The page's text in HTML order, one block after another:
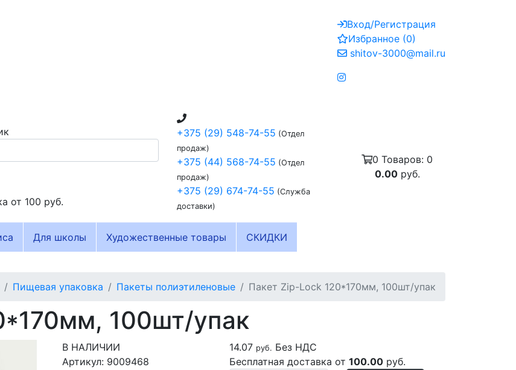
Вход/Регистрация
Избранное (0)
shitov-3000@mail.ru
+375 (29) 548-74-55 (Отдел
продаж)
+375 (44) 568-74-55 (Отдел
продаж)
+375 (29) 674-74-55 (Служба
доставки)
от 100 руб.
0 Товаров: 0
0.00руб.
Для школы Художественные товары СКИДКИ
Пищевая упаковка Пакеты полиэтиленовые Пакет Zip-Lock 120*170мм, 100шт/упак
100шт/упак
14.07 руб. Без НДС
Бесплатная доставка от100.00 руб.
В НАЛИЧИИ
Артикул: 9009468